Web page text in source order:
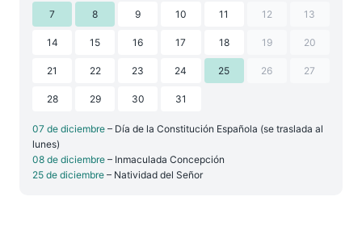
7 8 9 10 11 12 13
14 15 16 17 18 19 20
21 22 23 24 25 26 27
28 29 30 31
07 de diciembre – Día de la Constitución Española (se traslada al
lunes)
08 de diciembre – Inmaculada Concepción
25 de diciembre – Natividad del Señor